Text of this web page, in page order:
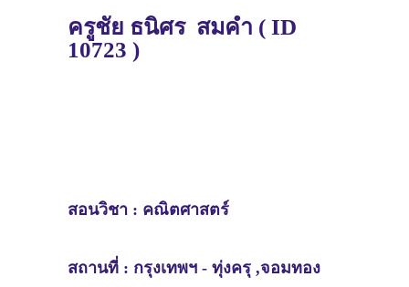
ครูชัย ธนิศร สมคำ ( ID
10723 )
สอนวิชา : คณิตศาสตร์
สถานที่ : กรุงเทพฯ - ทุ่งครุ ,จอมทอง